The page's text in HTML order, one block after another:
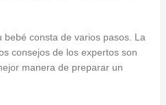
consta de varios pasos. La
consejos de los expertos son
manera de preparar un